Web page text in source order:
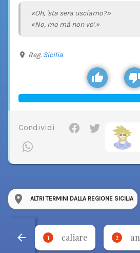
«Oh, 'sta sera usciamo?»
«No, mo mà non vo'.»
Reg. Sicilia
Condividi
ALTRI TERMINI DALLA REGIONE SICILIA
1 caliare 2